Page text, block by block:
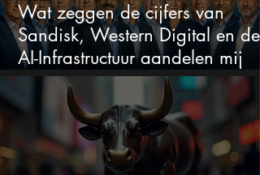
Wat zeggen de cijfers van
Sandisk, Western Digital en de
AI-Infrastructuur aandelen mij
werkelijk